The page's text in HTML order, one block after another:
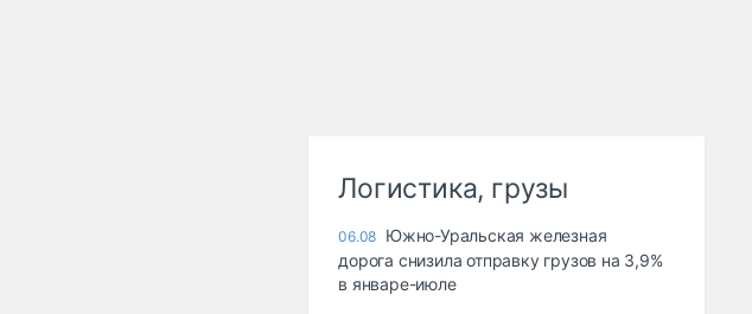
Логистика, грузы
06.08 Южно-Уральская железная
дорога снизила отправку грузов на 3,9%
в январе-июле